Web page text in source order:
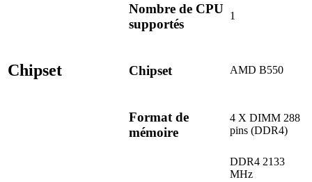
Nombre de CPU
supportés
1
Chipset Chipset AMD B550
Format de
mémoire
4 X DIMM 288
pins (DDR4)
DDR4 2133
MHz